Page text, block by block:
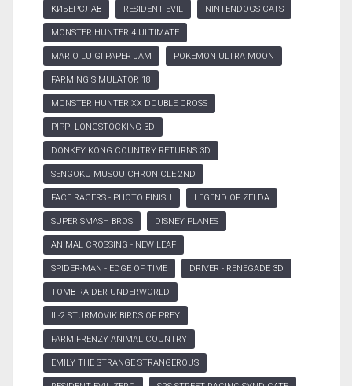
КИБЕРСЛАВ RESIDENT EVIL NINTENDOGS CATS
MONSTER HUNTER 4 ULTIMATE
MARIO LUIGI PAPER JAM POKEMON ULTRA MOON
FARMING SIMULATOR 18
MONSTER HUNTER XX DOUBLE CROSS
PIPPI LONGSTOCKING 3D
DONKEY KONG COUNTRY RETURNS 3D
SENGOKU MUSOU CHRONICLE 2ND
FACE RACERS - PHOTO FINISH LEGEND OF ZELDA
SUPER SMASH BROS DISNEY PLANES
ANIMAL CROSSING - NEW LEAF
SPIDER-MAN - EDGE OF TIME DRIVER - RENEGADE 3D
TOMB RAIDER UNDERWORLD
IL-2 STURMOVIK BIRDS OF PREY
FARM FRENZY ANIMAL COUNTRY
EMILY THE STRANGE STRANGEROUS